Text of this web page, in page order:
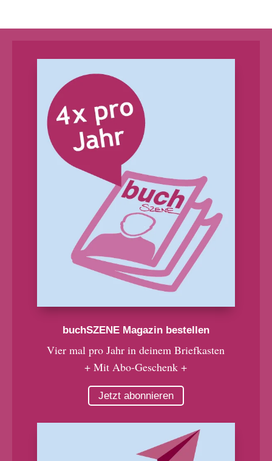
buchSZENE Magazin bestellen
Vier mal pro Jahr in deinem Briefkasten
+ Mit Abo-Geschenk +
Jetzt abonnieren